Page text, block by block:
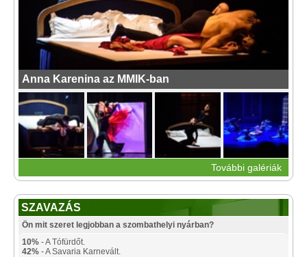
Anna Karenina az MMIK-ban
További galériák
SZAVAZÁS
Ön mit szeret legjobban a szombathelyi nyárban?
10% - A Tófürdőt.
42% - A Savaria Karnevált.